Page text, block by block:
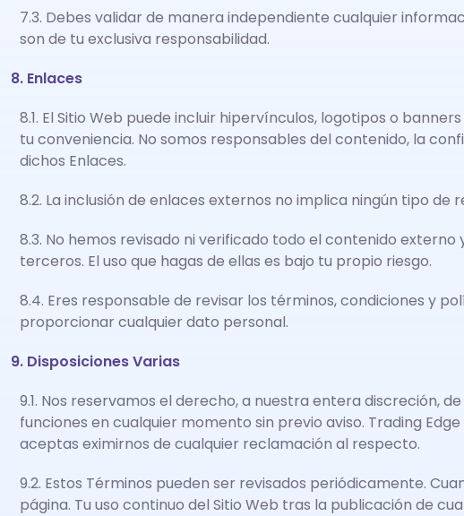
7.3. Debes validar de manera independiente cualquier
son de tu exclusiva responsabilidad.
8. Enlaces
8.1. El Sitio Web puede incluir hipervínculos, logotipos o
tu conveniencia. No somos responsables del contenido, la
dichos Enlaces.
8.2. La inclusión de enlaces externos no implica ningún tipo
8.3. No hemos revisado ni verificado todo el contenido
terceros. El uso que hagas de ellas es bajo tu propio riesgo.
8.4. Eres responsable de revisar los términos, condiciones y
proporcionar cualquier dato personal.
9. Disposiciones Varias
9.1. Nos reservamos el derecho, a nuestra entera discreción,
funciones en cualquier momento sin previo aviso. Trading
aceptas eximirnos de cualquier reclamación al respecto.
9.2. Estos Términos pueden ser revisados periódicamente.
página. Tu uso continuo del Sitio Web tras la publicación de